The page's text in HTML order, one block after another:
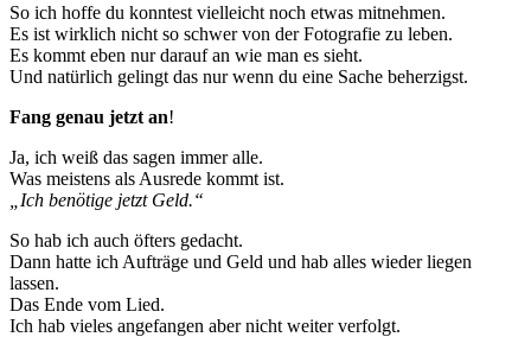
So ich hoffe du konntest vielleicht noch etwas mitnehmen.
Es ist wirklich nicht so schwer von der Fotografie zu leben.
Es kommt eben nur darauf an wie man es sieht.
Und natürlich gelingt das nur wenn du eine Sache beherzigst.
Fang genau jetzt an!
Ja, ich weiß das sagen immer alle.
Was meistens als Ausrede kommt ist.
„Ich benötige jetzt Geld.“
So hab ich auch öfters gedacht.
Dann hatte ich Aufträge und Geld und hab alles wieder liegen
lassen.
Das Ende vom Lied.
Ich hab vieles angefangen aber nicht weiter verfolgt.